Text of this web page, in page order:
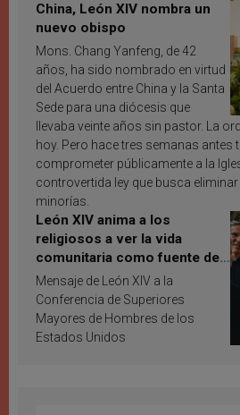
China, León XIV nombra un
nuevo obispo
Mons. Chang Yanfeng, de 42
años, ha sido nombrado en virtud
del Acuerdo entre China y la Santa
Sede para una diócesis que
llevaba veinte años sin pastor. La
hoy. Pero hace tres semanas antes
comprometer públicamente a la
controvertida ley que busca eliminar
minorías.
León XIV anima a los
religiosos a ver la vida
comunitaria como fuente de
inspiración y santificación
Mensaje de León XIV a la
Conferencia de Superiores
Mayores de Hombres de los
Estados Unidos